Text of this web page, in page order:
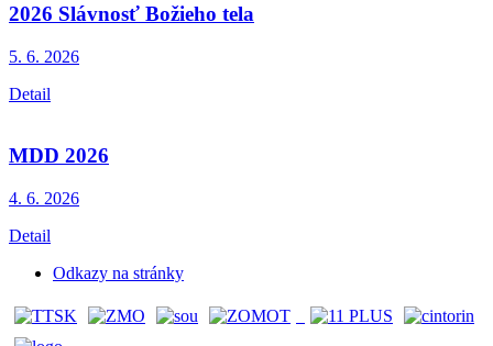
2026 Slávnosť Božieho tela
5. 6. 2026
Detail
MDD 2026
4. 6. 2026
Detail
Odkazy na stránky